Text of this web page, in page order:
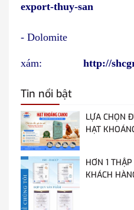
export-thuy-san
- Dolomite
xám: http://
Tin nổi bật
LỰA CHỌN
HẠT
HƠN 1
KHÁCH